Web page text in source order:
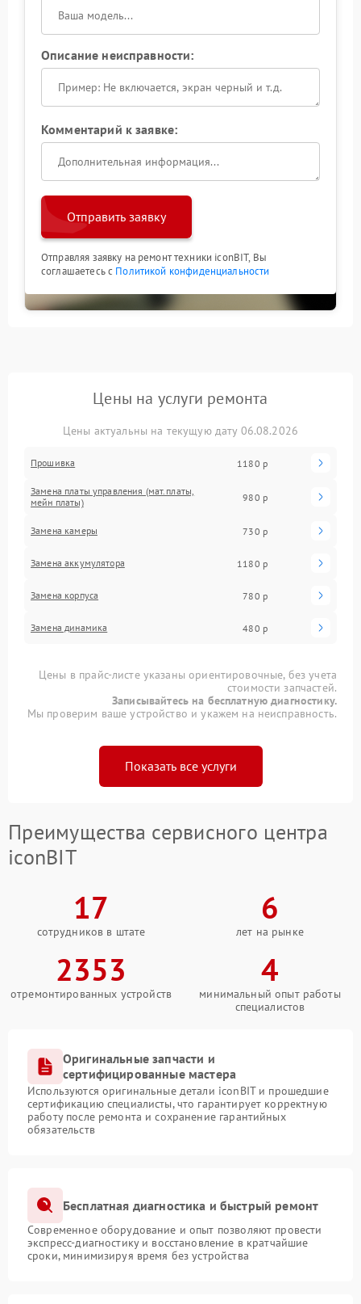
Описание неисправности:
Комментарий к заявке:
Отправить заявку
Отправляя заявку на ремонт техники iconBIT, Вы
соглашаетесь с Политикой конфиденциальности
Цены на услуги ремонта
Цены актуальны на текущую дату 06.08.2026
Прошивка 1180 р
Замена платы управления (мат.платы,
мейн платы)
980 р
Замена камеры 730 р
Замена аккумулятора 1180 р
Замена корпуса 780 р
Замена динамика 480 р
Цены в прайс-листе указаны ориентировочные, без учета
стоимости запчастей.
Записывайтесь на бесплатную диагностику.
Мы проверим ваше устройство и укажем на неисправность.
Показать все услуги
Преимущества сервисного центра
iconBIT
17
сотрудников в штате
6
лет на рынке
2353
отремонтированных устройств
4
минимальный опыт работы
специалистов
Оригинальные запчасти и
сертифицированные мастера
Используются оригинальные детали iconBIT и прошедшие
сертификацию специалисты, что гарантирует корректную
работу после ремонта и сохранение гарантийных
обязательств
Бесплатная диагностика и быстрый ремонт
Современное оборудование и опыт позволяют провести
экспресс-диагностику и восстановление в кратчайшие
сроки, минимизируя время без устройства